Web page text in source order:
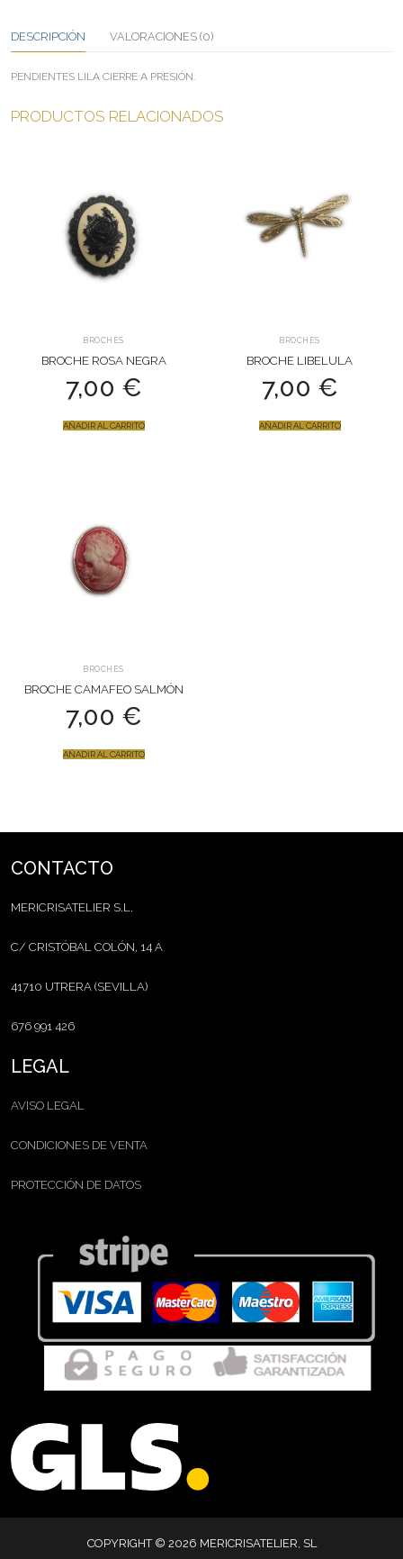
DESCRIPCIÓN VALORACIONES (0)
PENDIENTES LILA CIERRE A PRESIÓN.
PRODUCTOS RELACIONADOS
BROCHES
BROCHE ROSA NEGRA
7,00 €
AÑADIR AL CARRITO
BROCHES
BROCHE LIBELULA
7,00 €
AÑADIR AL CARRITO
BROCHES
BROCHE CAMAFEO SALMÓN
7,00 €
AÑADIR AL CARRITO
CONTACTO
MERICRISATELIER S.L.
C/ CRISTÓBAL COLÓN, 14 A
41710 UTRERA (SEVILLA)
676 991 426
LEGAL
AVISO LEGAL
CONDICIONES DE VENTA
PROTECCIÓN DE DATOS
COPYRIGHT © 2026 MERICRISATELIER, SL